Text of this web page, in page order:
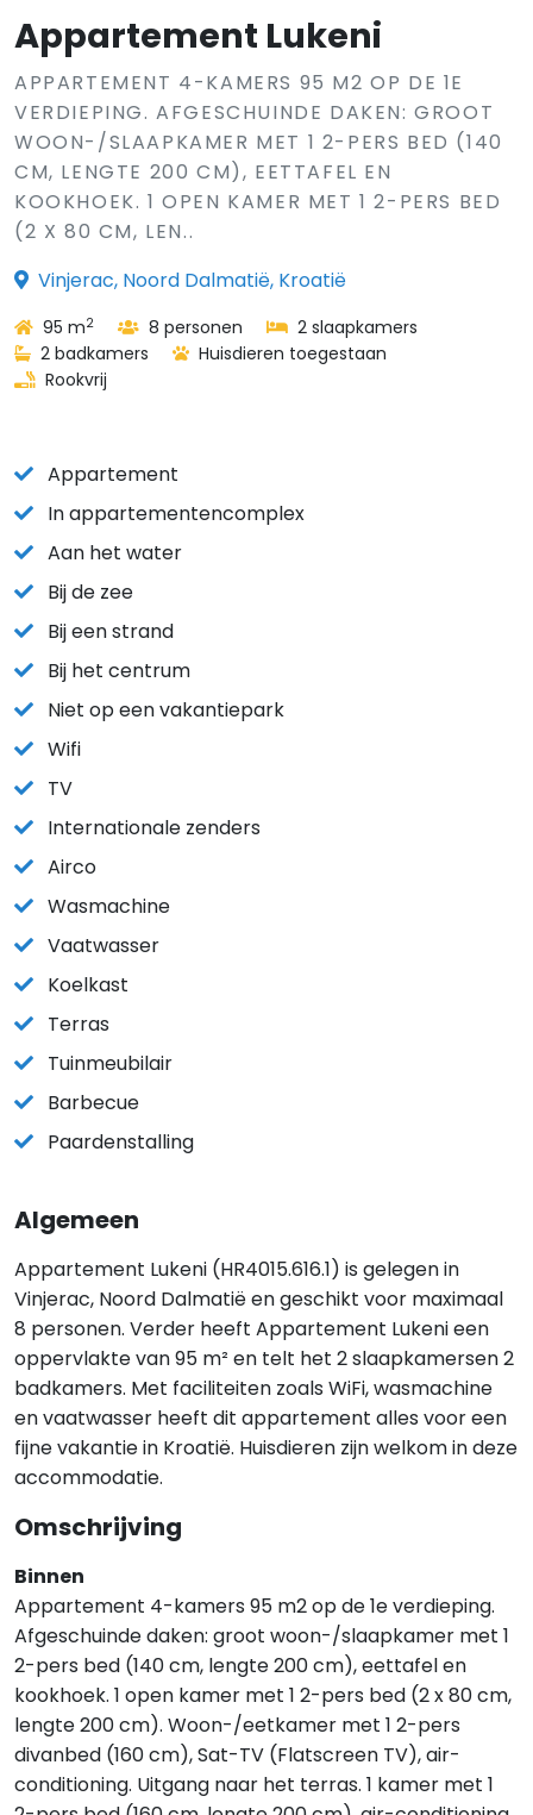
Appartement Lukeni
APPARTEMENT 4-KAMERS 95 M2 OP DE 1E
VERDIEPING. AFGESCHUINDE DAKEN: GROOT
WOON-/SLAAPKAMER MET 1 2-PERS BED (140
CM, LENGTE 200 CM), EETTAFEL EN
KOOKHOEK. 1 OPEN KAMER MET 1 2-PERS BED
(2 X 80 CM, LEN..
Vinjerac, Noord Dalmatië, Kroatië
95 m2 8 personen
2 slaapkamers
2 badkamers
Huisdieren toegestaan
Rookvrij
Appartement
In appartementencomplex
Aan het water
Bij de zee
Bij een strand
Bij het centrum
Niet op een vakantiepark
Wifi
TV
Internationale zenders
Airco
Wasmachine
Vaatwasser
Koelkast
Terras
Tuinmeubilair
Barbecue
Paardenstalling
Algemeen
Appartement Lukeni (HR4015.616.1) is gelegen in
Vinjerac, Noord Dalmatië en geschikt voor maximaal
8 personen. Verder heeft Appartement Lukeni een
oppervlakte van 95 m² en telt het 2 slaapkamersen 2
badkamers. Met faciliteiten zoals WiFi, wasmachine
en vaatwasser heeft dit appartement alles voor een
fijne vakantie in Kroatië. Huisdieren zijn welkom in deze
accommodatie.
Omschrijving
Binnen
Appartement 4-kamers 95 m2 op de 1e verdieping.
Afgeschuinde daken: groot woon-/slaapkamer met 1
2-pers bed (140 cm, lengte 200 cm), eettafel en
kookhoek. 1 open kamer met 1 2-pers bed (2 x 80 cm,
lengte 200 cm). Woon-/eetkamer met 1 2-pers
divanbed (160 cm), Sat-TV (Flatscreen TV), air-
conditioning. Uitgang naar het terras. 1 kamer met 1